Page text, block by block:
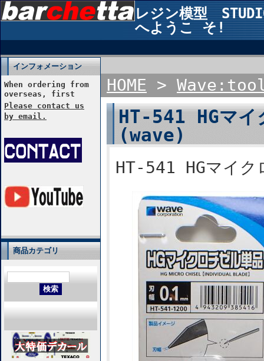
レジン模型
へようこ そ!
インフォメーション
When ordering from
overseas, first
Please contact us
by email.
商品カテゴリ
HOME >
HT-541 HGマイ
(wave)
HT-541 HGマイ